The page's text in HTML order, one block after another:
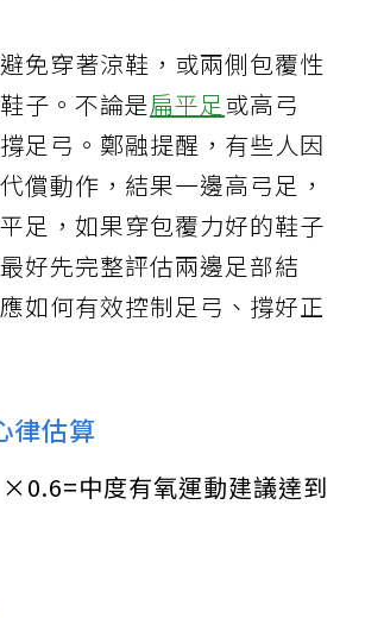
免穿著涼鞋，或兩側包覆性
子。不論是扁平足 或高弓
足弓。鄭融提醒，有些人因
償動作，結果一邊高弓足，
足，如果穿包覆力好的鞋子
好先完整評估兩邊足部結
如何有效控制足弓、撐好正
律估算
×0.6=中度有氧運動建議達到